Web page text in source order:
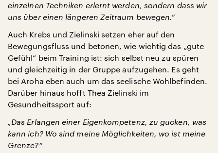
einzelnen Techniken erlernt werden, sondern dass wir
uns über einen längeren Zeitraum bewegen.“
Auch Krebs und Zielinski setzen eher auf den
Bewegungsfluss und betonen, wie wichtig das „gute
Gefühl“ beim Training ist: sich selbst neu zu spüren
und gleichzeitig in der Gruppe aufzugehen. Es geht
bei Aroha eben auch um das seelische Wohlbefinden.
Darüber hinaus hofft Thea Zielinski im
Gesundheitssport auf:
„Das Erlangen einer Eigenkompetenz, zu gucken, was
kann ich? Wo sind meine Möglichkeiten, wo ist meine
Grenze?“